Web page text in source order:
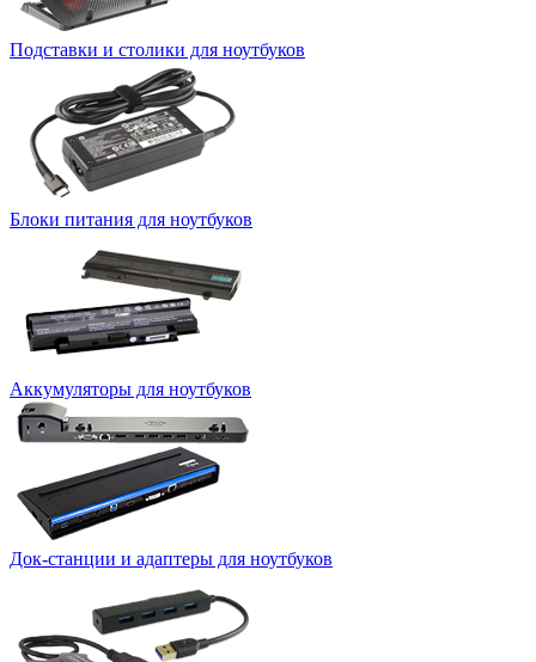
Подставки и столики для ноутбуков
Блоки питания для ноутбуков
Аккумуляторы для ноутбуков
Док-станции и адаптеры для ноутбуков